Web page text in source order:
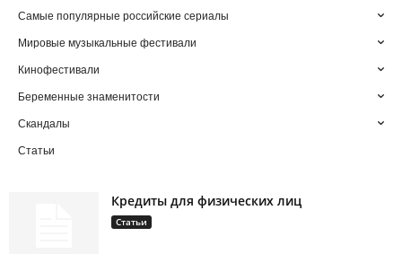
Самые популярные российские сериалы
Мировые музыкальные фестивали
Кинофестивали
Беременные знаменитости
Скандалы
Статьи
Кредиты для физических лиц
Статьи